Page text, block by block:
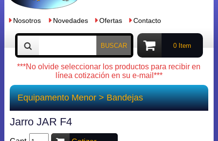
Nosotros Novedades Ofertas Contacto
BUSCAR 0 Item
***No olvide seleccionar los productos para recibir en
línea cotización en su e-mail***
Equipamento Menor>Bandejas
Jarro JAR F4